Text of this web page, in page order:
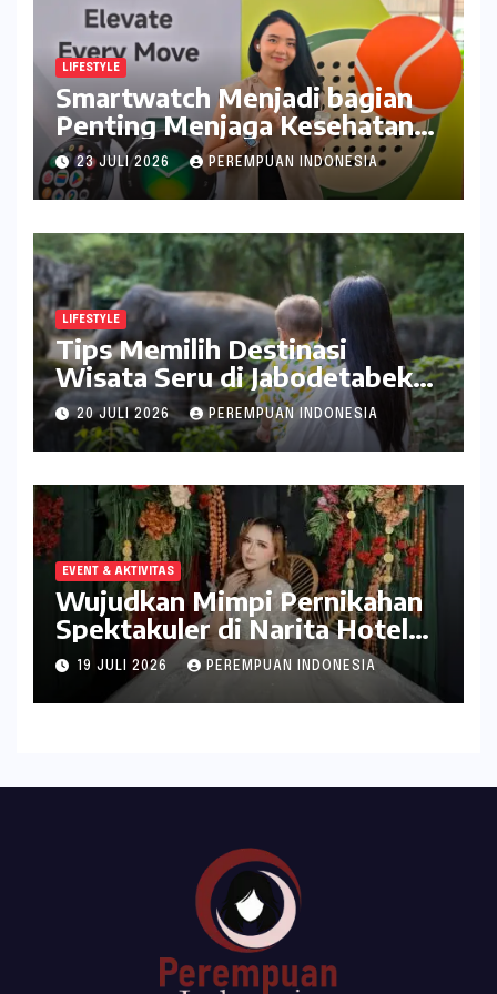
LIFESTYLE
Smartwatch Menjadi bagian
Penting Menjaga Kesehatan
Bagi Perempuan
23 JULI 2026 PEREMPUAN INDONESIA
LIFESTYLE
Tips Memilih Destinasi
Wisata Seru di Jabodetabek
ala inDrive
20 JULI 2026 PEREMPUAN INDONESIA
EVENT & AKTIVITAS
Wujudkan Mimpi Pernikahan
Spektakuler di Narita Hotel
Surabaya
19 JULI 2026 PEREMPUAN INDONESIA